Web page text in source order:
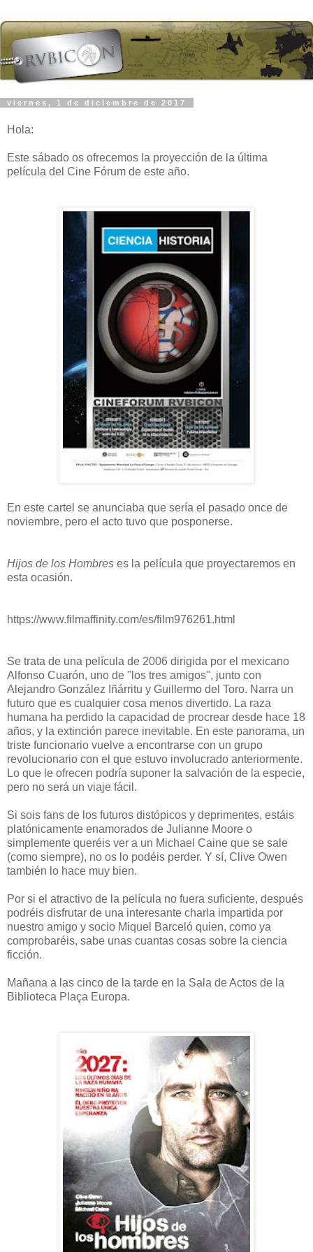
viernes, 1 de diciembre de 2017
Hola:
Este sábado os ofrecemos la proyección de la última
película del Cine Fórum de este año.
En este cartel se anunciaba que sería el pasado once de
noviembre, pero el acto tuvo que posponerse.
Hijos de los Hombres es la película que proyectaremos en
esta ocasión.
https://www.filmaffinity.com/es/film976261.html
Se trata de una película de 2006 dirigida por el mexicano
Alfonso Cuarón, uno de "los tres amigos", junto con
Alejandro González Iñárritu y Guillermo del Toro. Narra un
futuro que es cualquier cosa menos divertido. La raza
humana ha perdido la capacidad de procrear desde hace 18
años, y la extinción parece inevitable. En este panorama, un
triste funcionario vuelve a encontrarse con un grupo
revolucionario con el que estuvo involucrado anteriormente.
Lo que le ofrecen podría suponer la salvación de la especie,
pero no será un viaje fácil.
Si sois fans de los futuros distópicos y deprimentes, estáis
platónicamente enamorados de Julianne Moore o
simplemente queréis ver a un Michael Caine que se sale
(como siempre), no os lo podéis perder. Y sí, Clive Owen
también lo hace muy bien.
Por si el atractivo de la película no fuera suficiente, después
podréis disfrutar de una interesante charla impartida por
nuestro amigo y socio Miquel Barceló quien, como ya
comprobaréis, sabe unas cuantas cosas sobre la ciencia
ficción.
Mañana a las cinco de la tarde en la Sala de Actos de la
Biblioteca Plaça Europa.